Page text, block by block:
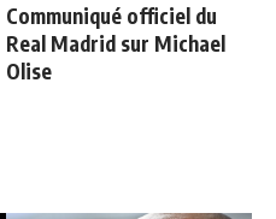
Communiqué officiel du
Real Madrid sur Michael
Olise